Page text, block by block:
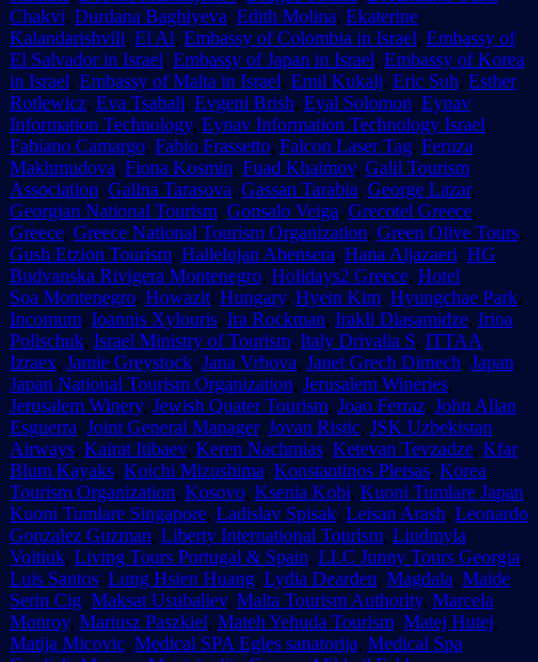
Chakvi, Durdana Baghiyeva, Edith Molina, Ekaterine
Kalandarishvili, El Al, Embassy of Colombia in Israel, Embassy of
El Salvador in Israel, Embassy of Japan in Israel, Embassy of Korea
in Israel, Embassy of Malta in Israel, Emil Kukalj, Eric Suh, Esther
Rotlewicz, Eva Tsabali, Evgeni Brish, Eyal Solomon, Eynav
Information Technology, Eynav Information Technology Israel,
Fabiano Camargo, Fabio Frassetto, Falcon Laser Tag, Feruza
Makhmudova, Fiona Kosmin, Fuad Khaimov, Galil Tourism
Association, Galina Tarasova, Gassan Tarabia, George Lazar,
Georgian National Tourism, Gonsalo Veiga, Grecotel Greece,
Greece, Greece National Tourism Organization, Green Olive Tours,
Gush Etzion Tourism, Hallelujan Abensera, Hana Aljazaeri, HG
Budvanska Rivigera Montenegro, Holidays2 Greece, Hotel
Soa Montenegro, Howazit, Hungary, Hyein Kim, Hyungchae Park,
Incomum, Ioannis Xylouris, Ira Rockman, Irakli Diasamidze, Irina
Polischuk, Israel Ministry of Tourism, Italy Drivalia S, ITTAA,
Izraex, Jamie Greystock, Jana Vrbova, Janet Grech Dimech, Japan,
Japan National Tourism Organization, Jerusalem Wineries,
Jerusalem Winery, Jewish Quater Tourism, Joao Ferraz, John Allan
Esguerra, Joint General Manager, Jovan Ristic, JSK Uzbekistan
Airways, Kairat Itibaev, Keren Nachmias, Ketevan Tevzadze, Kfar
Blum Kayaks, Koichi Mizushima, Konstantinos Pletsas, Korea
Tourism Organization, Kosovo, Ksenia Kobi, Kuoni Tumlare Japan,
Kuoni Tumlare Singapore, Ladislav Spisak, Leisan Arash, Leonardo
Gonzalez Guzman, Liberty International Tourism, Liudmyla
Voitiuk, Living Tours Portugal & Spain, LLC Junny Tours Georgia,
Luis Santos, Lung Hsien Huang, Lydia Dearden, Magdala, Maide
Serin Cig, Maksat Usubaliev, Malta Tourism Authority, Marcela
Monroy, Mariusz Paszkiel, Mateh Yehuda Tourism, Matej Hutej,
Matija Micovic, Medical SPA Egles sanatorija, Medical Spa